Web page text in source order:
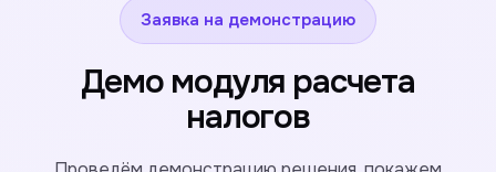
Заявка на демонстрацию
Демо модуля расчета
налогов